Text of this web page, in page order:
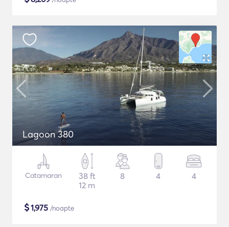
Lagoon 380
Catamaran
38 ft
12 m
8 4 4
$1,975 /noapte